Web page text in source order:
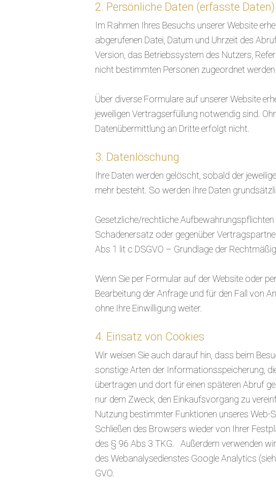
2. Persönliche Daten (erfasste Daten)
Im Rahmen Ihres Besuchs unserer Website
abgerufenen Datei, Datum und Uhrzeit des
Version, das Betriebssystem des Nutzers,
nicht bestimmten Personen zugeordnet
Über diverse Formulare auf unserer Website
jeweiligen Vertragserfüllung notwendig sind.
Datenübermittlung an Dritte erfolgt nicht.
3. Datenlöschung
Ihre Daten werden gelöscht, sobald der
mehr besteht. So werden Ihre Daten
Gesetzliche/rechtliche
Schadenersatz oder gegenüber
Abs 1 lit c DSGVO – Grundlage der
Wenn Sie per Formular auf der Website oder
Bearbeitung der Anfrage und für den Fall von
ohne Ihre Einwilligung weiter.
4. Einsatz von Cookies
Wir weisen Sie auch darauf hin, dass beim
sonstige Arten der Informationsspeicherung,
übertragen und dort für einen späteren Abruf
nur dem Zweck, den Einkaufsvorgang zu
Nutzung bestimmter Funktionen unseres
Schließen des Browsers wieder von Ihrer
des § 96 Abs 3 TKG. Außerdem verwenden
des Webanalysedienstes Google Analytics
GVO.